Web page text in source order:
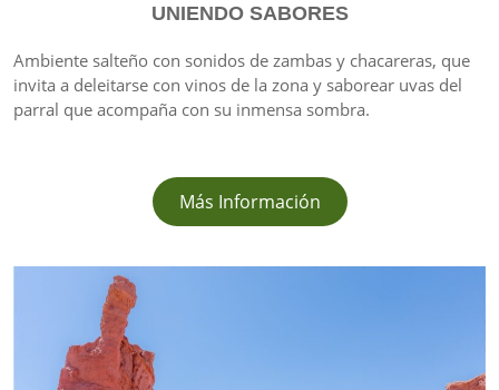
UNIENDO SABORES
Ambiente salteño con sonidos de zambas y chacareras, que
invita a deleitarse con vinos de la zona y saborear uvas del
parral que acompaña con su inmensa sombra.
Más Información